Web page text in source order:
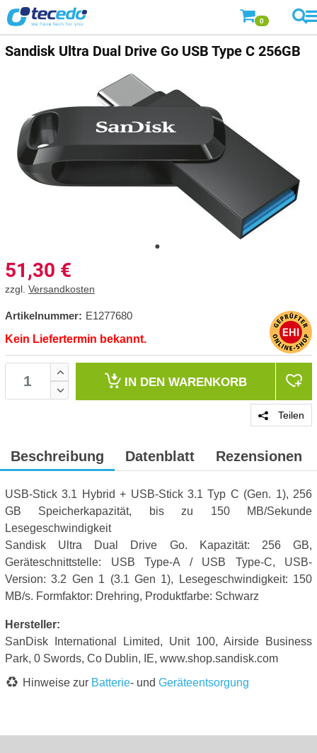
0
Sandisk Ultra Dual Drive Go USB Type C 256GB
51,30 €
zzgl. Versandkosten
Artikelnummer: E1277680
Kein Liefertermin bekannt.
IN DEN WARENKORB
Teilen
Beschreibung Datenblatt Rezensionen
USB-Stick 3.1 Hybrid + USB-Stick 3.1 Typ C (Gen. 1), 256
GB Speicherkapazität, bis zu 150 MB/Sekunde
Lesegeschwindigkeit
Sandisk Ultra Dual Drive Go. Kapazität: 256 GB,
Geräteschnittstelle: USB Type-A / USB Type-C, USB-
Version: 3.2 Gen 1 (3.1 Gen 1), Lesegeschwindigkeit: 150
MB/s. Formfaktor: Drehring, Produktfarbe: Schwarz
Hersteller:
SanDisk International Limited, Unit 100, Airside Business
Park, 0 Swords, Co Dublin, IE, www.shop.sandisk.com
Hinweise zur Batterie- und Geräteentsorgung